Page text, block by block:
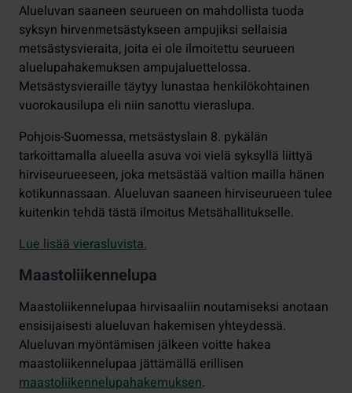
Alueluvan saaneen seurueen on mahdollista tuoda
syksyn hirvenmetsästykseen ampujiksi sellaisia
metsästysvieraita, joita ei ole ilmoitettu seurueen
aluelupahakemuksen ampujaluettelossa.
Metsästysvieraille täytyy lunastaa henkilökohtainen
vuorokausilupa eli niin sanottu vieraslupa.
Pohjois-Suomessa, metsästyslain 8. pykälän
tarkoittamalla alueella asuva voi vielä syksyllä liittyä
hirviseurueeseen, joka metsästää valtion mailla hänen
kotikunnassaan. Alueluvan saaneen hirviseurueen tulee
kuitenkin tehdä tästä ilmoitus Metsähallitukselle.
Lue lisää vierasluvista.
Maastoliikennelupa
Maastoliikennelupaa hirvisaaliin noutamiseksi anotaan
ensisijaisesti alueluvan hakemisen yhteydessä.
Alueluvan myöntämisen jälkeen voitte hakea
maastoliikennelupaa jättämällä erillisen
maastoliikennelupahakemuksen.